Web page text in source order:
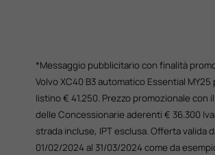
*Messaggio pubblicitario con finalità
Volvo XC40 B3 automatico Essential MY25
listino € 41.250. Prezzo promozionale con
delle Concessionarie aderenti € 36.300
strada incluse, IPT esclusa. Offerta valida
01/02/2024 al 31/03/2024 come da